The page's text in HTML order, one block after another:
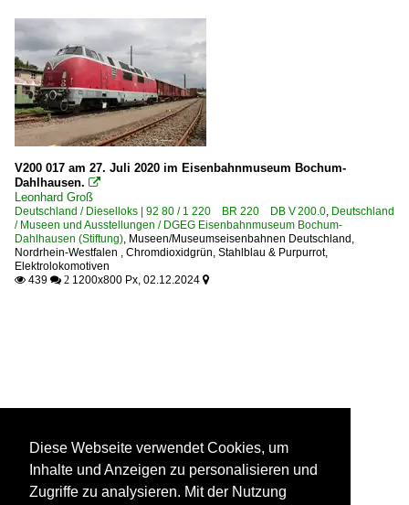
V200 017 am 27. Juli 2020 im Eisenbahnmuseum Bochum-
Dahlhausen. 
Leonhard Groß
Deutschland / Dieselloks | 92 80 / 1 220 BR 220 DB V 200.0, Deutschland
/ Museen und Ausstellungen / DGEG Eisenbahnmuseum Bochum-
Dahlhausen (Stiftung), Museen/Museumseisenbahnen Deutschland,
Nordrhein-Westfalen , Chromdioxidgrün, Stahlblau & Purpurrot,
Elektrolokomotiven
 439  2 1200x800 Px, 02.12.2024 
Diese Webseite verwendet Cookies, um
Inhalte und Anzeigen zu personalisieren und
Zugriffe zu analysieren. Mit der Nutzung